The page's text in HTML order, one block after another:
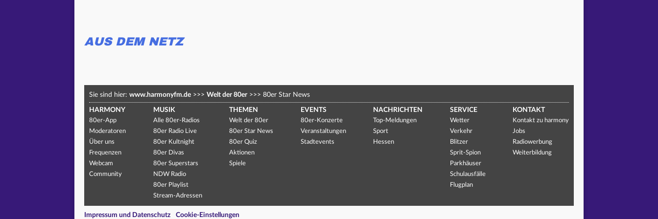
AUS DEM NETZ
Sie sind hier: www.harmonyfm.de >>> Welt der 80er >>> 80er Star News
HARMONY
80er-App
Moderatoren
Über uns
Frequenzen
Webcam
Community
MUSIK
Alle 80er-Radios
80er Radio Live
80er Kultnight
80er Divas
80er Superstars
NDW Radio
80er Playlist
Stream-Adressen
THEMEN
Welt der 80er
80er Star News
80er Quiz
Aktionen
Spiele
EVENTS
80er-Konzerte
Veranstaltungen
Stadtevents
NACHRICHTEN
Top-Meldungen
Sport
Hessen
SERVICE
Wetter
Verkehr
Blitzer
Sprit-Spion
Parkhäuser
Schulausfälle
Flugplan
KONTAKT
Kontakt zu harmony
Jobs
Radiowerbung
Weiterbildung
Impressum und Datenschutz Cookie-Einstellungen